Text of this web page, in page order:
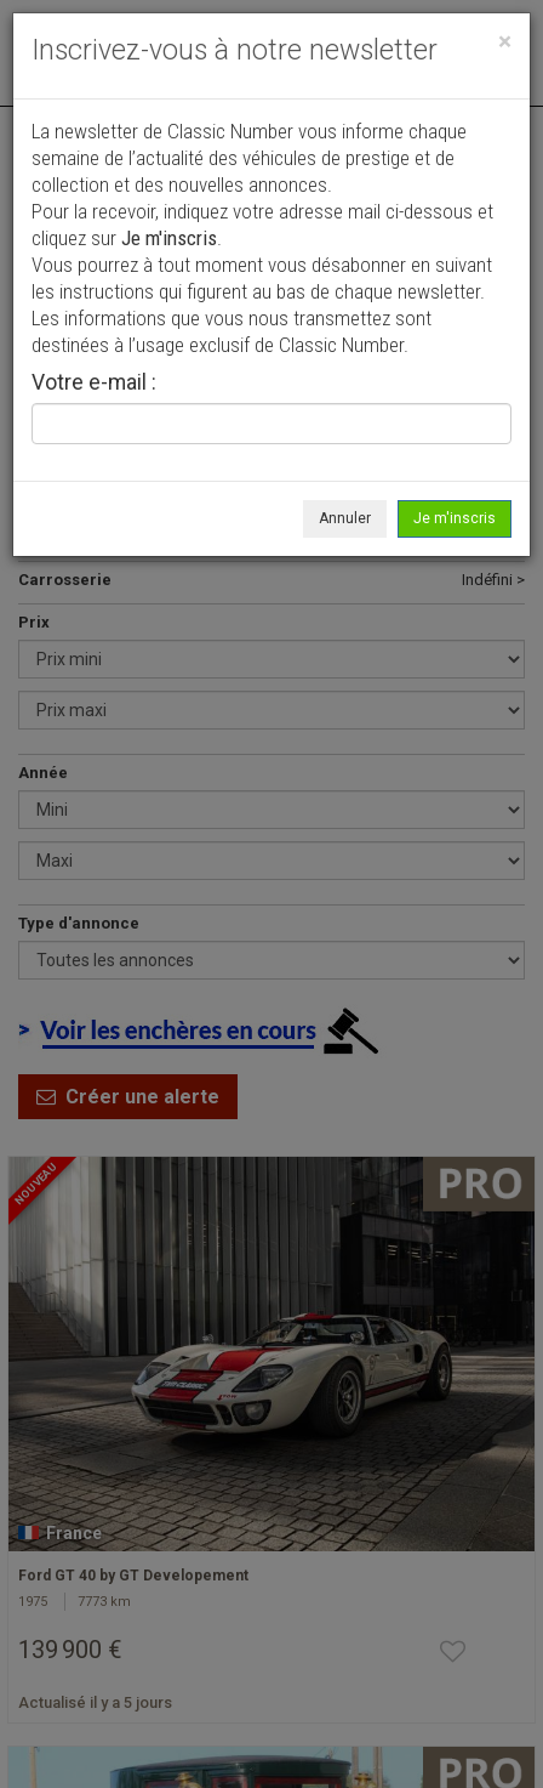
Toggle
Vos annonces vues par
plus de 4 millions de collectionneurs
Ajouter une annonce
> Rechercher un véhicule
Tous >
Carrosserie Indéfini >
Prix
Année
Type d'annonce
Créer une alerte
NOUVEAU
France
Ford GT 40 by GT Developement
1975 7773 km
139 900 €
Actualisé il y a 5 jours
×
Inscrivez-vous à notre newsletter
La newsletter de Classic Number vous informe chaque
semaine de l’actualité des véhicules de prestige et de
collection et des nouvelles annonces.
Pour la recevoir, indiquez votre adresse mail ci-dessous et
cliquez sur Je m'inscris.
Vous pourrez à tout moment vous désabonner en suivant
les instructions qui figurent au bas de chaque newsletter.
Les informations que vous nous transmettez sont
destinées à l’usage exclusif de Classic Number.
Votre e-mail :
Annuler Je m'inscris